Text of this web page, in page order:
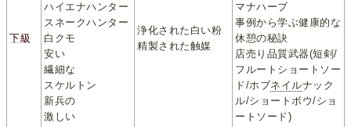
下級
ハイエナハンター
スネークハンター
白クモ
安い
繊細な
スケルトン
新兵の
激しい
浄化された白い粉
精製された触媒
マナハーブ
事例から学ぶ健康的な
休憩の秘訣
店売り品質武器(短剣/
フルートショートソー
ド/ホブネイルナック
ル/ショートボウ/ショ
ートソード)